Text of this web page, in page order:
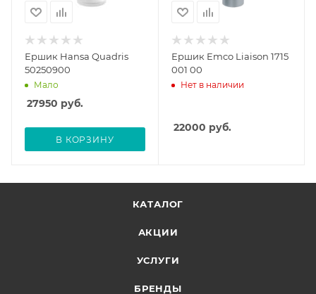
Ершик Hansa Quadris
50250900
Мало
27950 руб.
В КОРЗИНУ
Ершик Emco Liaison 1715
001 00
Нет в наличии
22000 руб.
КАТАЛОГ
АКЦИИ
УСЛУГИ
БРЕНДЫ